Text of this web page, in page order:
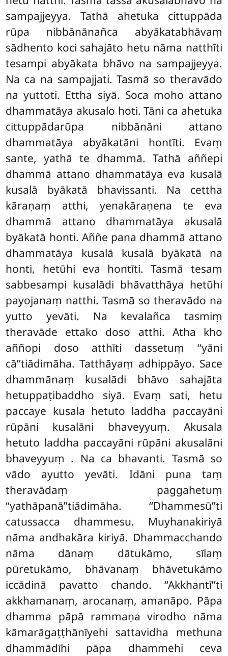
sampajjeyya. Tathā ahetuka cittuppāda
rūpa nibbānānañca abyākatabhāvaṃ
sādhento koci sahajāto hetu nāma natthīti
tesampi abyākata bhāvo na sampajjeyya.
Na ca na sampajjati. Tasmā so theravādo
na yuttoti. Ettha siyā. Soca moho attano
dhammatāya akusalo hoti. Tāni ca ahetuka
cittuppādarūpa nibbānāni attano
dhammatāya abyākatāni hontīti. Evaṃ
sante, yathā te dhammā. Tathā aññepi
dhammā attano dhammatāya eva kusalā
kusalā byākatā bhavissanti. Na cettha
kāraṇaṃ atthi, yenakāraṇena te eva
dhammā attano dhammatāya akusalā
byākatā honti. Aññe pana dhammā attano
dhammatāya kusalā kusalā byākatā na
honti, hetūhi eva hontīti. Tasmā tesaṃ
sabbesampi kusalādi bhāvatthāya hetūhi
payojanaṃ natthi. Tasmā so theravādo na
yutto yevāti. Na kevalañca tasmiṃ
theravāde ettako doso atthi. Atha kho
aññopi doso atthīti dassetuṃ ‘‘yāni
cā’’tiādimāha. Tatthāyaṃ adhippāyo. Sace
dhammānaṃ kusalādi bhāvo sahajāta
hetuppaṭibaddho siyā. Evaṃ sati, hetu
paccaye kusala hetuto laddha paccayāni
rūpāni kusalāni bhaveyyuṃ. Akusala
hetuto laddha paccayāni rūpāni akusalāni
bhaveyyuṃ . Na ca bhavanti. Tasmā so
vādo ayutto yevāti. Idāni puna taṃ
theravādaṃ paggahetuṃ
‘‘yathāpanā’’tiādimāha. ‘‘Dhammesū’’ti
catussacca dhammesu. Muyhanakiriyā
nāma andhakāra kiriyā. Dhammacchando
nāma dānaṃ dātukāmo, sīlaṃ
pūretukāmo, bhāvanaṃ bhāvetukāmo
iccādinā pavatto chando. ‘‘Akkhantī’’ti
akkhamanaṃ, arocanaṃ, amanāpo. Pāpa
dhamma pāpā rammaṇa virodho nāma
kāmarāgaṭṭhānīyehi sattavidha methuna
dhammādīhi pāpa dhammehi ceva